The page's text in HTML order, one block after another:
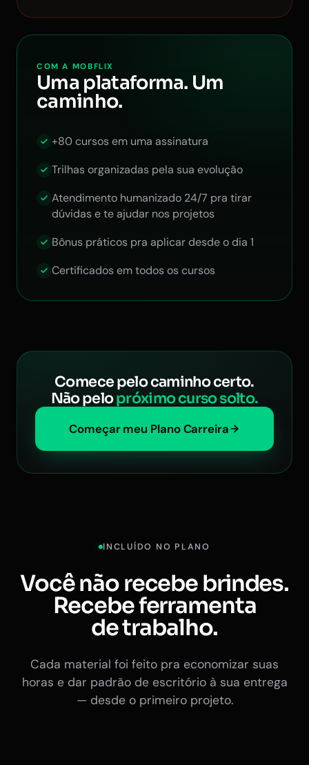
COM A MOBFLIX
Uma plataforma. Um
caminho.
+80 cursos em uma assinatura
Trilhas organizadas pela sua evolução
Atendimento humanizado 24/7 pra tirar
dúvidas e te ajudar nos projetos
Bônus práticos pra aplicar desde o dia 1
Certificados em todos os cursos
Comece pelo caminho certo.
Não pelopróximo curso solto.
Começar meu Plano Carreira
INCLUÍDO NO PLANO
Você não recebe brindes.
Recebe ferramenta
de trabalho.
Cada material foi feito pra economizar suas
horas e dar padrão de escritório à sua entrega
— desde o primeiro projeto.